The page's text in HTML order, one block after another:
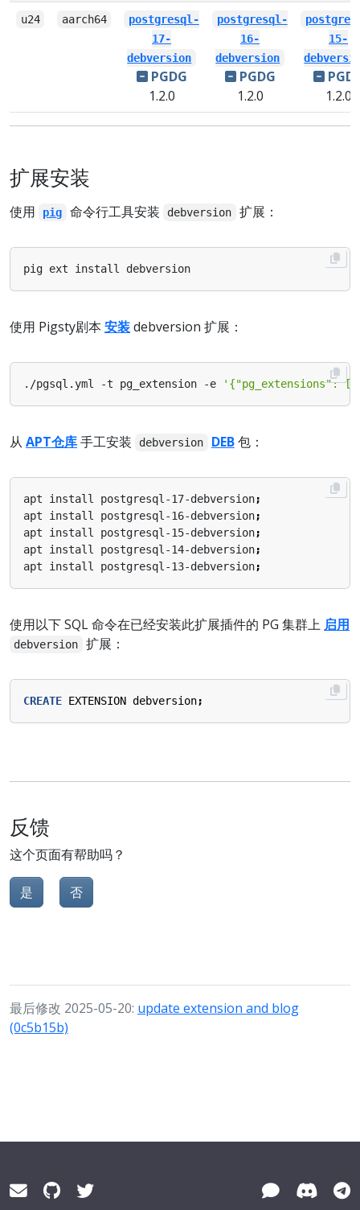
u24 aarch64
postgresql-
17-
debversion
PGDG
1.2.0
postgresql-
16-
debversion
PGDG
1.2.0
15-
1.2.0
扩展安装
使用 pig 命令行工具安装 debversion 扩展：
使用 Pigsty剧本 安装debversion 扩展：
./pgsql.yml -t pg_extension -e '{"pg_extensions":
从 APT仓库手工安装 debversion DEB包：
apt install postgresql-17-debversion;
apt install postgresql-16-debversion;
apt install postgresql-15-debversion;
apt install postgresql-14-debversion;
apt install postgresql-13-debversion;
使用以下 SQL 命令在已经安装此扩展插件的 PG 集群上 启用
debversion 扩展：
CREATE EXTENSION debversion;
反馈
这个页面有帮助吗？
是 否
最后修改 2025-05-20: update extension and blog
(0c5b15b)